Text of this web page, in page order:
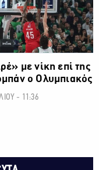
με νίκη επί της
ο Ολυμπιακός
- 11:36